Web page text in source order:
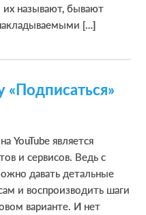
называют, бывают
[…]
«Подписаться»
YouTube является
и сервисов. Ведь с
давать детальные
и воспроизводить шаги
варианте. И нет